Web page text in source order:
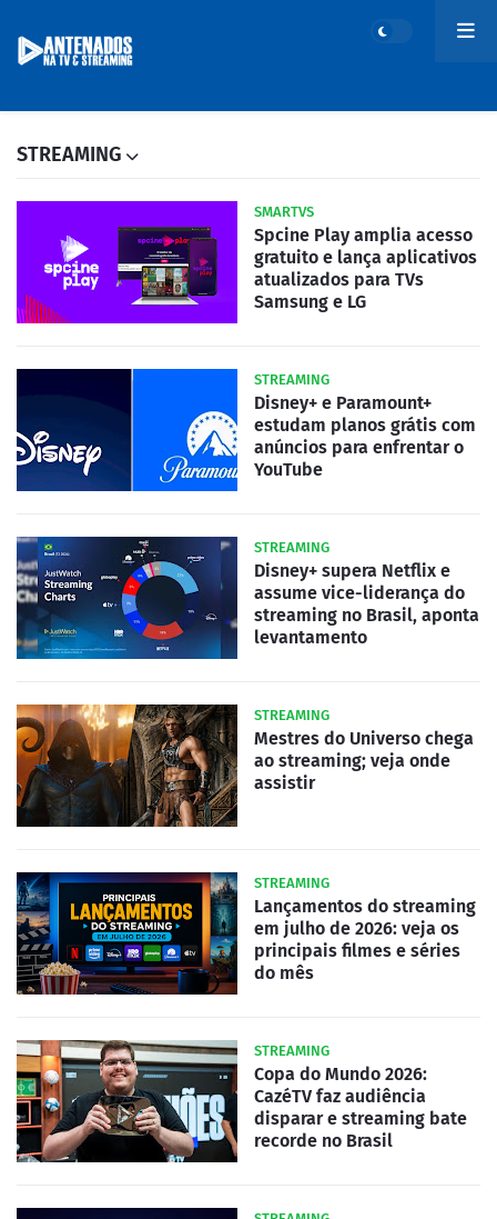
STREAMING
SMARTVS
Spcine Play amplia acesso
gratuito e lança aplicativos
atualizados para TVs
Samsung e LG
STREAMING
Disney+ e Paramount+
estudam planos grátis com
anúncios para enfrentar o
YouTube
STREAMING
Disney+ supera Netflix e
assume vice-liderança do
streaming no Brasil, aponta
levantamento
STREAMING
Mestres do Universo chega
ao streaming; veja onde
assistir
STREAMING
Lançamentos do streaming
em julho de 2026: veja os
principais filmes e séries
do mês
STREAMING
Copa do Mundo 2026:
CazéTV faz audiência
disparar e streaming bate
recorde no Brasil